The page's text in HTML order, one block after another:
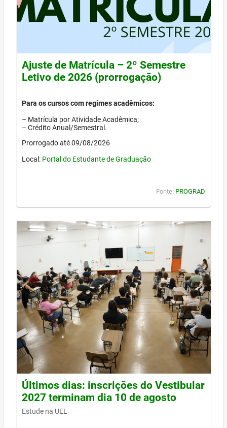
Ajuste de Matrícula – 2º Semestre
Letivo de 2026 (prorrogação)
Para os cursos com regimes acadêmicos:
– Matrícula por Atividade Acadêmica;
– Crédito Anual/Semestral.
Prorrogado até 09/08/2026
Local: Portal do Estudante de Graduação
Fonte: PROGRAD
Últimos dias: inscrições do Vestibular
2027 terminam dia 10 de agosto
Estude na UEL